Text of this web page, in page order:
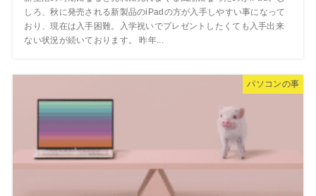
しろ、秋に発売される新製品のiPadの方が入手しやすい事になって
おり、現在は入手困難。入学祝いでプレゼントしたくても入手出来
ない状況が続いております。 昨年...
パソコンの事